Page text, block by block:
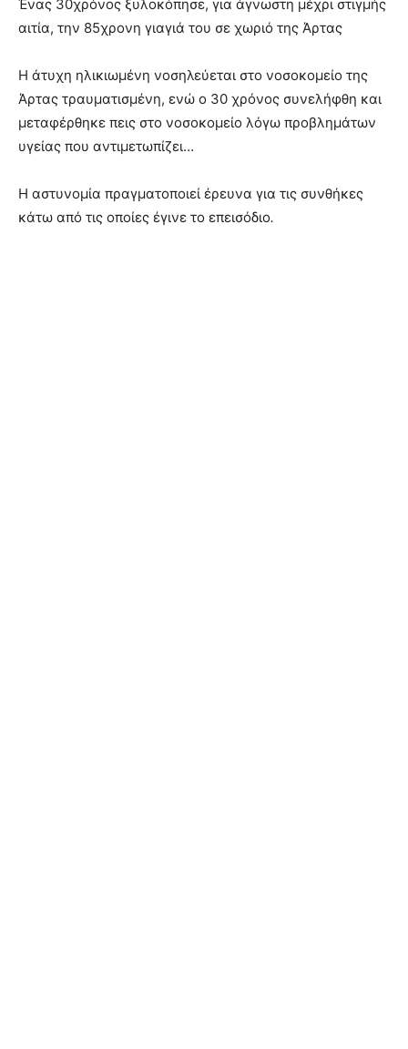
Ένας 30χρόνος ξυλοκόπησε, για άγνωστη μέχρι στιγμής
αιτία, την 85χρονη γιαγιά του σε χωριό της Άρτας
Η άτυχη ηλικιωμένη νοσηλεύεται στο νοσοκομείο της
Άρτας τραυματισμένη, ενώ ο 30 χρόνος συνελήφθη και
μεταφέρθηκε πεις στο νοσοκομείο λόγω προβλημάτων
υγείας που αντιμετωπίζει…
Η αστυνομία πραγματοποιεί έρευνα για τις συνθήκες
κάτω από τις οποίες έγινε το επεισόδιο.